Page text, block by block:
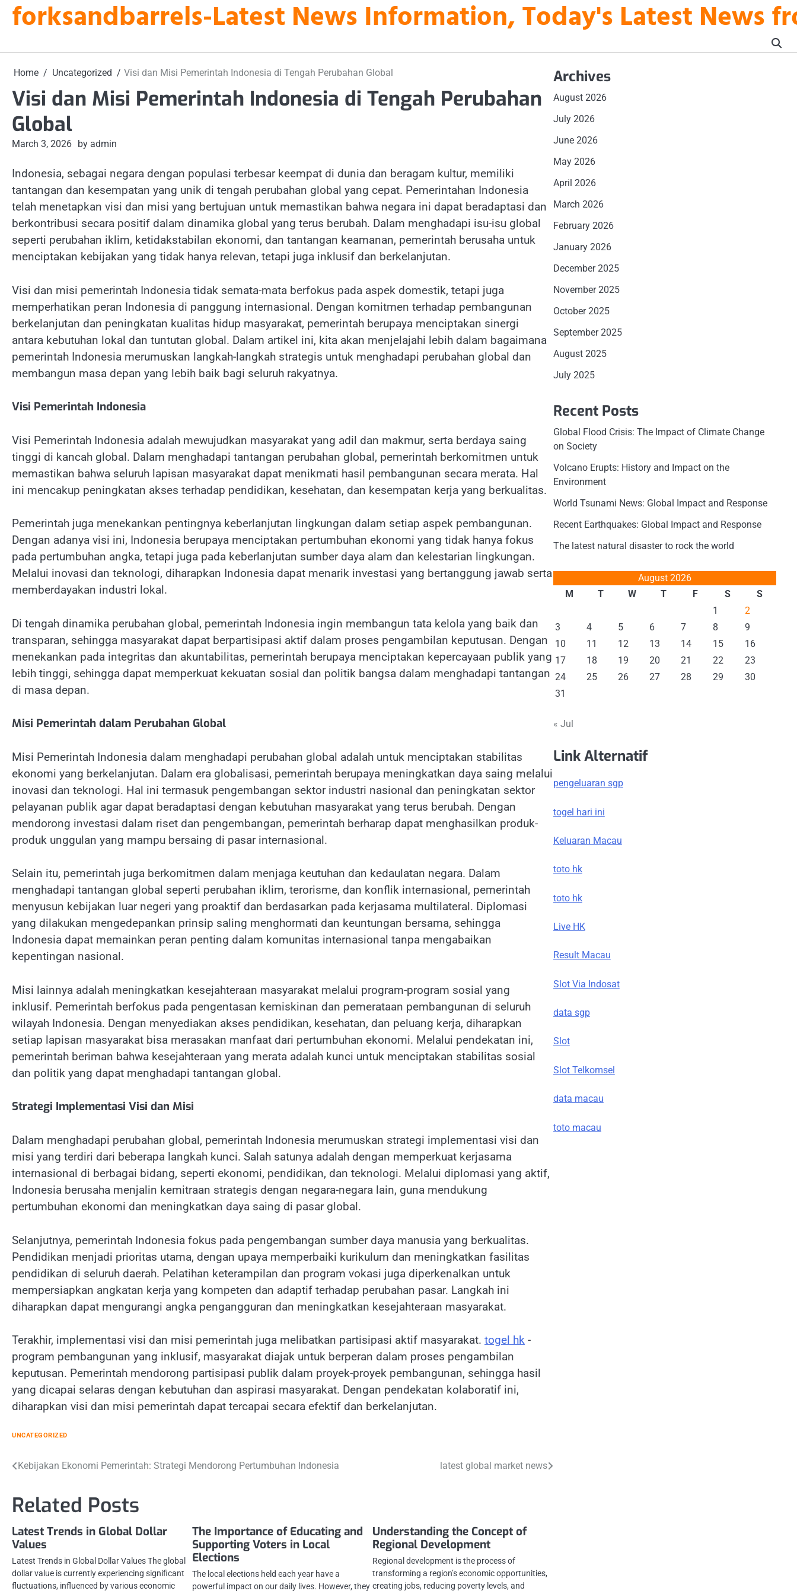
Skipforksandbarrels-Latest News Information, Today's Latest News
Home Uncategorized Visi dan Misi Pemerintah Indonesia di Tengah Perubahan Global
Visi dan Misi Pemerintah Indonesia di Tengah Perubahan
Global
March 3, 2026 by admin
Indonesia, sebagai negara dengan populasi terbesar keempat di dunia dan beragam kultur, memiliki
tantangan dan kesempatan yang unik di tengah perubahan global yang cepat. Pemerintahan Indonesia
telah menetapkan visi dan misi yang bertujuan untuk memastikan bahwa negara ini dapat beradaptasi dan
berkontribusi secara positif dalam dinamika global yang terus berubah. Dalam menghadapi isu-isu global
seperti perubahan iklim, ketidakstabilan ekonomi, dan tantangan keamanan, pemerintah berusaha untuk
menciptakan kebijakan yang tidak hanya relevan, tetapi juga inklusif dan berkelanjutan.
Visi dan misi pemerintah Indonesia tidak semata-mata berfokus pada aspek domestik, tetapi juga
memperhatikan peran Indonesia di panggung internasional. Dengan komitmen terhadap pembangunan
berkelanjutan dan peningkatan kualitas hidup masyarakat, pemerintah berupaya menciptakan sinergi
antara kebutuhan lokal dan tuntutan global. Dalam artikel ini, kita akan menjelajahi lebih dalam bagaimana
pemerintah Indonesia merumuskan langkah-langkah strategis untuk menghadapi perubahan global dan
membangun masa depan yang lebih baik bagi seluruh rakyatnya.
Visi Pemerintah Indonesia
Visi Pemerintah Indonesia adalah mewujudkan masyarakat yang adil dan makmur, serta berdaya saing
tinggi di kancah global. Dalam menghadapi tantangan perubahan global, pemerintah berkomitmen untuk
memastikan bahwa seluruh lapisan masyarakat dapat menikmati hasil pembangunan secara merata. Hal
ini mencakup peningkatan akses terhadap pendidikan, kesehatan, dan kesempatan kerja yang berkualitas.
Pemerintah juga menekankan pentingnya keberlanjutan lingkungan dalam setiap aspek pembangunan.
Dengan adanya visi ini, Indonesia berupaya menciptakan pertumbuhan ekonomi yang tidak hanya fokus
pada pertumbuhan angka, tetapi juga pada keberlanjutan sumber daya alam dan kelestarian lingkungan.
Melalui inovasi dan teknologi, diharapkan Indonesia dapat menarik investasi yang bertanggung jawab serta
memberdayakan industri lokal.
Di tengah dinamika perubahan global, pemerintah Indonesia ingin membangun tata kelola yang baik dan
transparan, sehingga masyarakat dapat berpartisipasi aktif dalam proses pengambilan keputusan. Dengan
menekankan pada integritas dan akuntabilitas, pemerintah berupaya menciptakan kepercayaan publik yang
lebih tinggi, sehingga dapat memperkuat kekuatan sosial dan politik bangsa dalam menghadapi tantangan
di masa depan.
Misi Pemerintah dalam Perubahan Global
Misi Pemerintah Indonesia dalam menghadapi perubahan global adalah untuk menciptakan stabilitas
ekonomi yang berkelanjutan. Dalam era globalisasi, pemerintah berupaya meningkatkan daya saing melalui
inovasi dan teknologi. Hal ini termasuk pengembangan sektor industri nasional dan peningkatan sektor
pelayanan publik agar dapat beradaptasi dengan kebutuhan masyarakat yang terus berubah. Dengan
mendorong investasi dalam riset dan pengembangan, pemerintah berharap dapat menghasilkan produk-
produk unggulan yang mampu bersaing di pasar internasional.
Selain itu, pemerintah juga berkomitmen dalam menjaga keutuhan dan kedaulatan negara. Dalam
menghadapi tantangan global seperti perubahan iklim, terorisme, dan konflik internasional, pemerintah
menyusun kebijakan luar negeri yang proaktif dan berdasarkan pada kerjasama multilateral. Diplomasi
yang dilakukan mengedepankan prinsip saling menghormati dan keuntungan bersama, sehingga
Indonesia dapat memainkan peran penting dalam komunitas internasional tanpa mengabaikan
kepentingan nasional.
Misi lainnya adalah meningkatkan kesejahteraan masyarakat melalui program-program sosial yang
inklusif. Pemerintah berfokus pada pengentasan kemiskinan dan pemerataan pembangunan di seluruh
wilayah Indonesia. Dengan menyediakan akses pendidikan, kesehatan, dan peluang kerja, diharapkan
setiap lapisan masyarakat bisa merasakan manfaat dari pertumbuhan ekonomi. Melalui pendekatan ini,
pemerintah beriman bahwa kesejahteraan yang merata adalah kunci untuk menciptakan stabilitas sosial
dan politik yang dapat menghadapi tantangan global.
Strategi Implementasi Visi dan Misi
Dalam menghadapi perubahan global, pemerintah Indonesia merumuskan strategi implementasi visi dan
misi yang terdiri dari beberapa langkah kunci. Salah satunya adalah dengan memperkuat kerjasama
internasional di berbagai bidang, seperti ekonomi, pendidikan, dan teknologi. Melalui diplomasi yang aktif,
Indonesia berusaha menjalin kemitraan strategis dengan negara-negara lain, guna mendukung
pertumbuhan ekonomi dan meningkatkan daya saing di pasar global.
Selanjutnya, pemerintah Indonesia fokus pada pengembangan sumber daya manusia yang berkualitas.
Pendidikan menjadi prioritas utama, dengan upaya memperbaiki kurikulum dan meningkatkan fasilitas
pendidikan di seluruh daerah. Pelatihan keterampilan dan program vokasi juga diperkenalkan untuk
mempersiapkan angkatan kerja yang kompeten dan adaptif terhadap perubahan pasar. Langkah ini
diharapkan dapat mengurangi angka pengangguran dan meningkatkan kesejahteraan masyarakat.
Terakhir, implementasi visi dan misi pemerintah juga melibatkan partisipasi aktif masyarakat. togel hk -
program pembangunan yang inklusif, masyarakat diajak untuk berperan dalam proses pengambilan
keputusan. Pemerintah mendorong partisipasi publik dalam proyek-proyek pembangunan, sehingga hasil
yang dicapai selaras dengan kebutuhan dan aspirasi masyarakat. Dengan pendekatan kolaboratif ini,
diharapkan visi dan misi pemerintah dapat tercapai secara efektif dan berkelanjutan.
UNCATEGORIZED
Post
Kebijakan Ekonomi Pemerintah: Strategi Mendorong Pertumbuhan Indonesia latest global market news
Related Posts
Latest Trends in Global Dollar
Values
Latest Trends in Global Dollar Values The global
dollar value is currently experiencing significant
fluctuations, influenced by various economic
The Importance of Educating and
Supporting Voters in Local
Elections
The local elections held each year have a
powerful impact on our daily lives. However, they
Understanding the Concept of
Regional Development
Regional development is the process of
transforming a region’s economic opportunities,
creating jobs, reducing poverty levels, and
Archives
August 2026
July 2026
June 2026
May 2026
April 2026
March 2026
February 2026
January 2026
December 2025
November 2025
October 2025
September 2025
August 2025
July 2025
Recent Posts
Global Flood Crisis: The Impact of Climate Change
on Society
Volcano Erupts: History and Impact on the
Environment
World Tsunami News: Global Impact and Response
Recent Earthquakes: Global Impact and Response
The latest natural disaster to rock the world
August 2026
M
T W T F S
S
1
2
3
4 5 6 7 8
9
10
11 12 13 14 15
16
17
18 19 20 21 22
23
24
25 26 27 28 29
30
31
« Jul
Link Alternatif
pengeluaran sgp
togel hari ini
Keluaran Macau
toto hk
toto hk
Live HK
Result Macau
Slot Via Indosat
data sgp
Slot
Slot Telkomsel
data macau
toto macau